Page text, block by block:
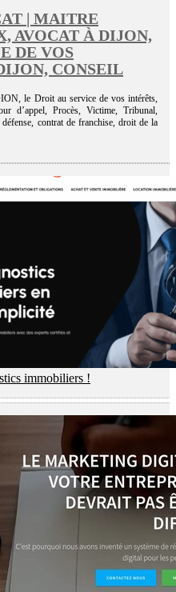
| MAITRE
AVOCAT À DIJON,
DE VOS
CONSEIL
le Droit au service de vos intérêts,
d’appel, Procès, Victime, Tribunal,
contrat de franchise, droit de la
immobiliers !